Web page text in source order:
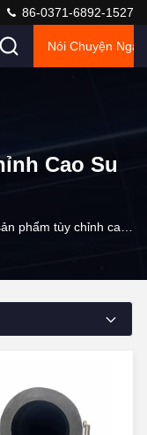
86-0371-6892-1527
Nói Chuyện Ngay.
Cao Su